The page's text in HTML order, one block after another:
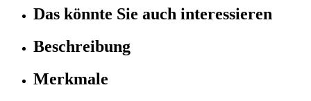
Das könnte Sie auch interessieren
Beschreibung
Merkmale